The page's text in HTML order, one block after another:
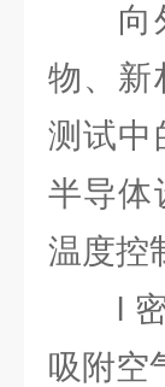
向外
物、新
测试中
半导体
温度控
l 密
吸附空